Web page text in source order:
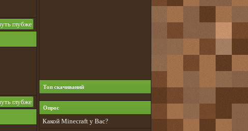
Топ скачиваний
Опрос
Какой Minecraft у Вас?
глубже
глубже